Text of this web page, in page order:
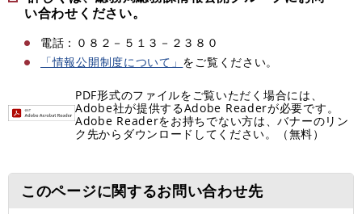
い合わせください。
電話：０８２－５１３－２３８０
「情報公開制度について」 をご覧ください。
PDF形式のファイルをご覧いただく場合には、
Adobe社が提供するAdobe Readerが必要です。
Adobe Readerをお持ちでない方は、バナーのリン
ク先からダウンロードしてください。（無料）
このページに関するお問い合わせ先